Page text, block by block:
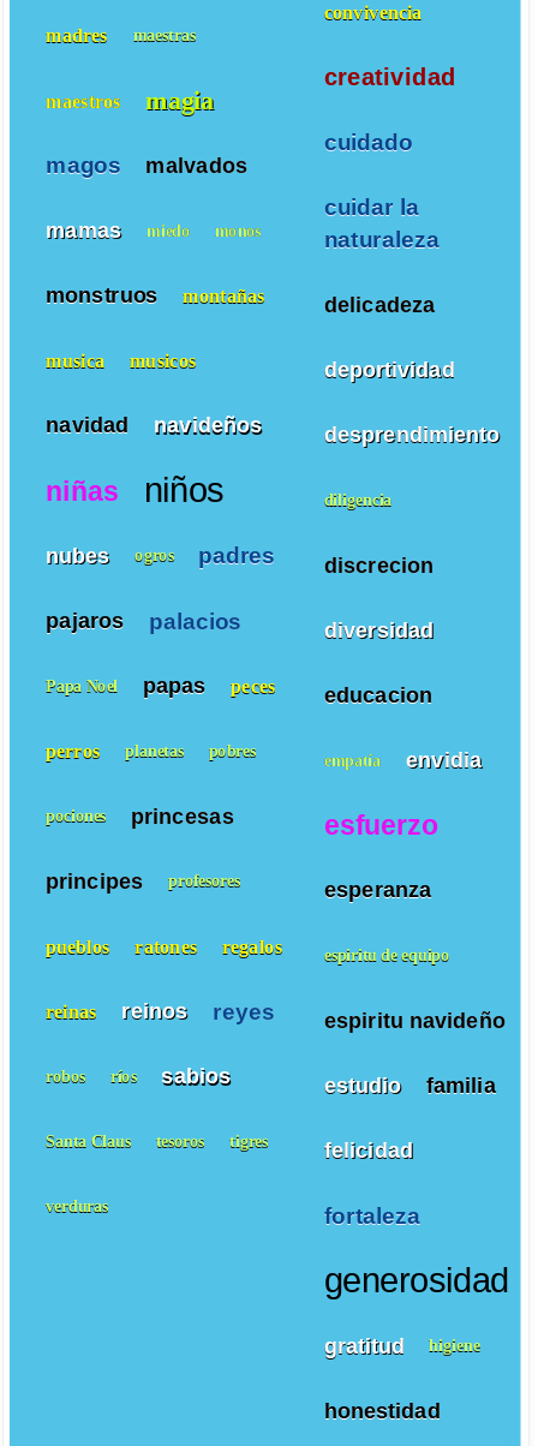
convivencia
creatividad
cuidado
cuidar la
naturaleza
delicadeza
deportividad
desprendimiento
diligencia
discrecion
diversidad
educacion
empatía envidia
esfuerzo
esperanza
espiritu de equipo
espiritu navideño
estudio familia
felicidad
fortaleza
generosidad
gratitud higiene
honestidad
madres maestras
maestros magia
magos malvados
mamas miedo monos
monstruos montañas
musica musicos
navidad navideños
niñas niños
nubes ogros padres
pajaros palacios
Papa Noel papas peces
perros planetas pobres
pociones princesas
principes profesores
pueblos ratones regalos
reinas reinos reyes
robos ríos sabios
Santa Claus tesoros tigres
verduras